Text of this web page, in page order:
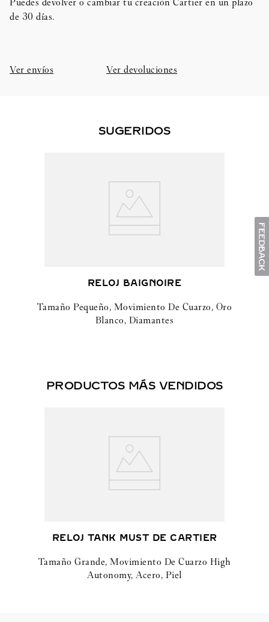
de 30 días.​
Ver envíos Ver devoluciones
SUGERIDOS
RELOJ BAIGNOIRE
Tamaño Pequeño, Movimiento De Cuarzo, Oro
Blanco, Diamantes
PRODUCTOS MÁS VENDIDOS
RELOJ TANK MUST DE CARTIER
Tamaño Grande, Movimiento De Cuarzo High
Autonomy, Acero, Piel